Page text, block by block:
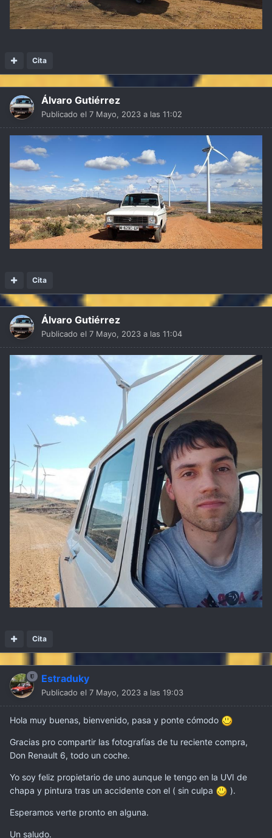
Cita
Álvaro Gutiérrez
Publicado el 7 Mayo, 2023 a las 11:02
Cita
Álvaro Gutiérrez
Publicado el 7 Mayo, 2023 a las 11:04
Cita
Estraduky
Publicado el 7 Mayo, 2023 a las 19:03
Hola muy buenas, bienvenido, pasa y ponte cómodo
Gracias pro compartir las fotografías de tu reciente compra,
Don Renault 6, todo un coche.
Yo soy feliz propietario de uno aunque le tengo en la UVI de
chapa y pintura tras un accidente con el ( sin culpa
).
Esperamos verte pronto en alguna.
Un saludo.